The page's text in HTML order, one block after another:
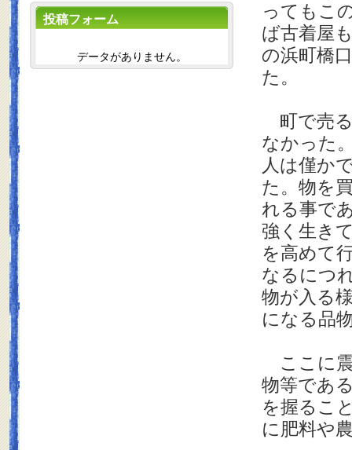
ってもこ
ば古着屋
の浜町橋
た。
町で売る
なかった
人は僅か
た。物を
れる事で
強く生き
を高めて
なるにつ
物が入る
になる品
ここに震
物等であ
を握るこ
に肥料や
投稿フォーム
データがありません。